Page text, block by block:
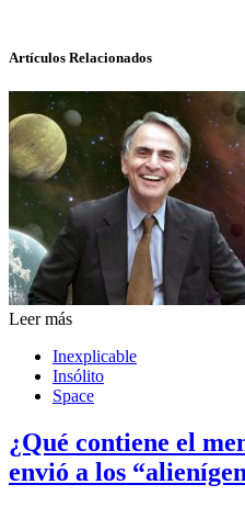
Artículos Relacionados
Leer más
Inexplicable
Insólito
Space
¿Qué contiene el
envió a los